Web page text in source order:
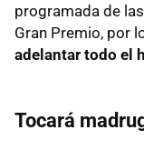
programada de
Gran Premio, por
adelantar todo el
Tocará